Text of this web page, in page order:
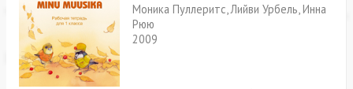
Моника Пуллеритс, Лийви Урбель, Инна
Рюю
2009